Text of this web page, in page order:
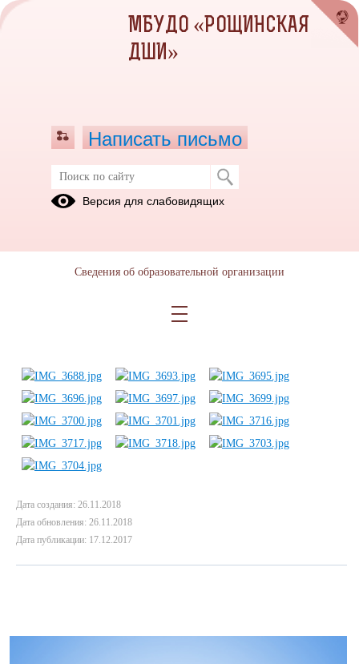
Всероссийский конкурс-фестиваль
«ПЕРВЫЙ АККОРД-МАЛЕНЬКИЙ
младшего школьного возраста «ПЕРВЫЙ АККОРД-
Дата создания: 26.11.2018
Дата обновления: 26.11.2018
Дата публикации: 17.12.2017
МБУДО «РОЩИНСКАЯ
ДШИ»
Написать письмо
Версия для слабовидящих
Сведения об образовательной организации